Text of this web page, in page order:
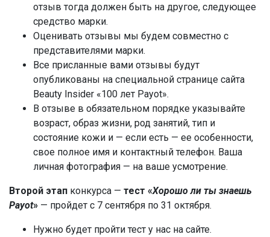
отзыв тогда должен быть на другое, следующее
средство марки.
Оценивать отзывы мы будем совместно с
представителями марки.
Все присланные вами отзывы будут
опубликованы на специальной странице сайта
Beauty Insider «100 лет Payot».
В отзыве в обязательном порядке указывайте
возраст, образ жизни, род занятий, тип и
состояние кожи и — если есть — ее особенности,
свое полное имя и контактный телефон. Ваша
личная фотография — на ваше усмотрение.
Второй этап конкурса — тест «Хорошо ли ты знаешь
Payot» — пройдет с 7 сентября по 31 октября.
Нужно будет пройти тест у нас на сайте.